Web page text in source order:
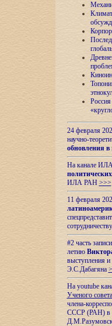
24 февраля
научно-
обновления в
На канале
ИЛА РАН >>>
11 февраля
#2 часть
летию
выступления
Э.С.Дабагяна
На youtube
Ученого
члена-
СССР (РАН) в